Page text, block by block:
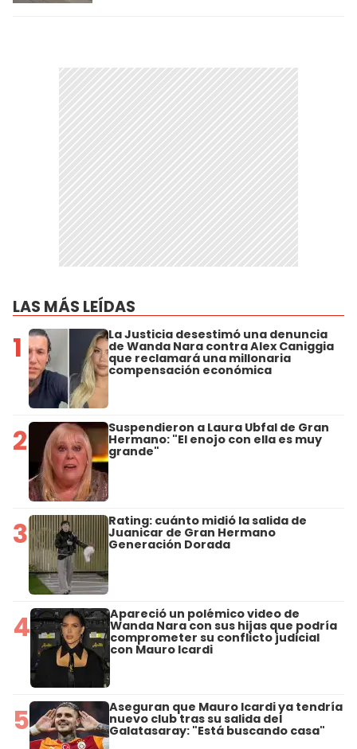
LAS MÁS LEÍDAS
1 La Justicia desestimó una denuncia
de Wanda Nara contra Alex Caniggia
que reclamará una millonaria
compensación económica
2 Suspendieron a Laura Ubfal de Gran
Hermano: "El enojo con ella es muy
grande"
3 Rating: cuánto midió la salida de
Juanicar de Gran Hermano
Generación Dorada
4 Apareció un polémico video de
Wanda Nara con sus hijas que podría
comprometer su conflicto judicial
con Mauro Icardi
5 Aseguran que Mauro Icardi ya tendría
nuevo club tras su salida del
Galatasaray: "Está buscando casa"